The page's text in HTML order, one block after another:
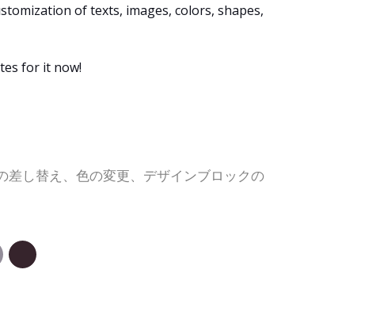
of texts, images, colors, shapes,
for it now!
し替え、色の変更、デザインブロックの